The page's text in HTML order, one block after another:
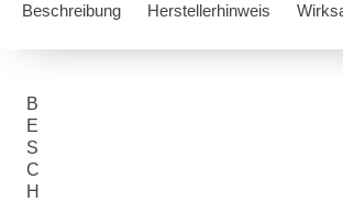
Beschreibung Herstellerhinweis
B
E
S
C
H